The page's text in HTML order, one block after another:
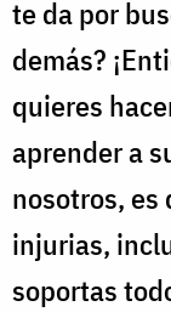
te da por
demás?
quieres
aprender a
nosotros, es
injurias,
soportas